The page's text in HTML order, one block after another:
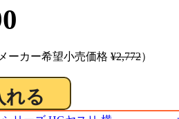
メーカー希望小売価格 ¥2,772）